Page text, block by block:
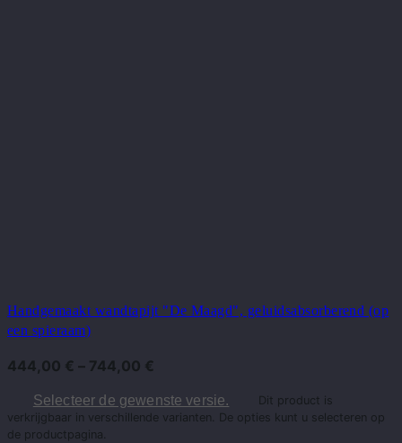
Handgemaakt wandtapijt "De Maagd", geluidsabsorberend (op
een spieraam)
444,00 € – 744,00 €
Selecteer de gewenste versie.
Dit product is
verkrijgbaar in verschillende varianten. De opties kunt u selecteren op
de productpagina.